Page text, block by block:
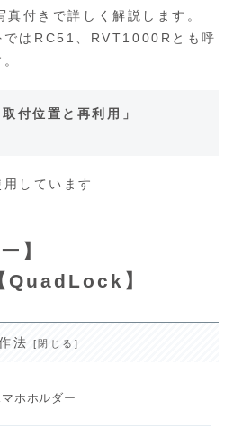
真付きで詳しく解説します。
はRC51、RVT1000Rとも呼
付位置と再利用」
しています
】
QuadLock】
法
ホホルダー